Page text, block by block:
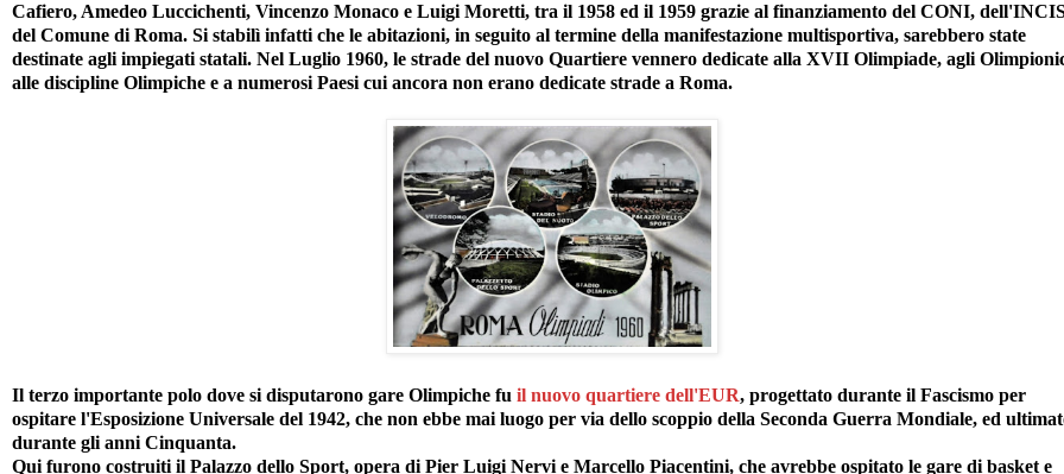
Cafiero, Amedeo Luccichenti, Vincenzo Monaco e Luigi Moretti, tra il 1958 ed il 1959 grazie al finanziamento del CONI,
del Comune di Roma. Si stabilì infatti che le abitazioni, in seguito al termine della manifestazione multisportiva, sarebbero state
destinate agli impiegati statali. Nel Luglio 1960, le strade del nuovo Quartiere vennero dedicate alla XVII Olimpiade, agli
alle discipline Olimpiche e a numerosi Paesi cui ancora non erano dedicate strade a Roma.
Il terzo importante polo dove si disputarono gare Olimpiche fu il nuovo quartiere dell'EUR, progettato durante il Fascismo per
ospitare l'Esposizione Universale del 1942, che non ebbe mai luogo per via dello scoppio della Seconda Guerra Mondiale, ed
durante gli anni Cinquanta.
Qui furono costruiti il Palazzo dello Sport, opera di Pier Luigi Nervi e Marcello Piacentini, che avrebbe ospitato le gare di basket e